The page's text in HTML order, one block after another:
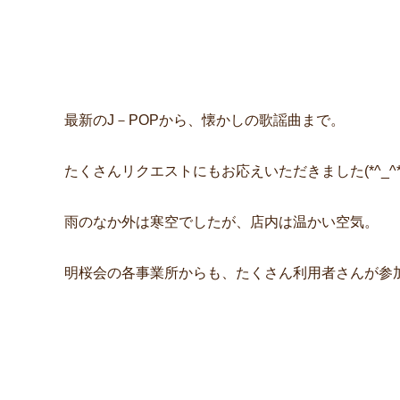
最新のJ－POPから、懐かしの歌謡曲まで。
たくさんリクエストにもお応えいただきました
雨のなか外は寒空でしたが、店内は温かい空気。
明桜会の各事業所からも、たくさん利用者さんが参